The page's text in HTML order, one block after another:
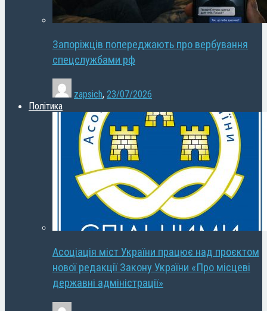
Запоріжців попереджають про вербування
спецслужбами рф
zapsich, 23/07/2026
Політика
Асоціація міст України працює над проєктом
нової редакції Закону України «Про місцеві
державні адміністрації»